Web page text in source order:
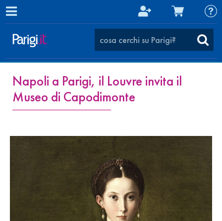
Napoli a Parigi, il Louvre invita il
Museo di Capodimonte